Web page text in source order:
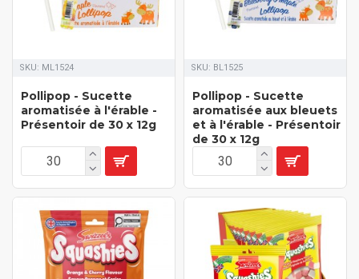
SKU: ML1524
Pollipop - Sucette
aromatisée à l'érable -
Présentoir de 30 x 12g
SKU: BL1525
Pollipop - Sucette
aromatisée aux bleuets
et à l'érable - Présentoir
de 30 x 12g